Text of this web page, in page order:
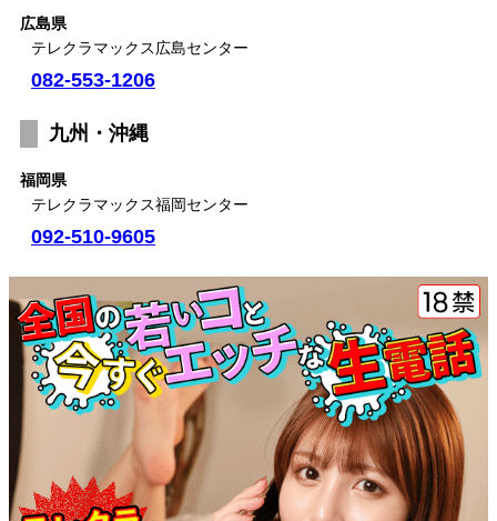
広島県
テレクラマックス広島センター
082-553-1206
九州・沖縄
福岡県
テレクラマックス福岡センター
092-510-9605